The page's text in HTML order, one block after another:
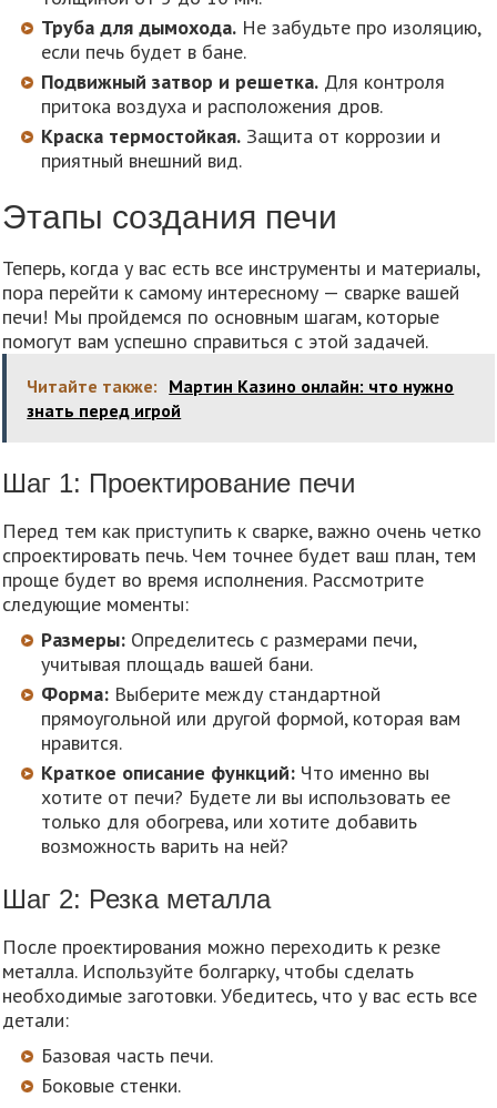
Труба для дымохода. Не забудьте про изоляцию,
если печь будет в бане.
Подвижный затвор и решетка. Для контроля
притока воздуха и расположения дров.
Краска термостойкая. Защита от коррозии и
приятный внешний вид.
Этапы создания печи
Теперь, когда у вас есть все инструменты и материалы,
пора перейти к самому интересному — сварке вашей
печи! Мы пройдемся по основным шагам, которые
помогут вам успешно справиться с этой задачей.
Читайте также: Мартин Казино онлайн: что нужно
знать перед игрой
Шаг 1: Проектирование печи
Перед тем как приступить к сварке, важно очень четко
спроектировать печь. Чем точнее будет ваш план, тем
проще будет во время исполнения. Рассмотрите
следующие моменты:
Размеры: Определитесь с размерами печи,
учитывая площадь вашей бани.
Форма: Выберите между стандартной
прямоугольной или другой формой, которая вам
нравится.
Краткое описание функций: Что именно вы
хотите от печи? Будете ли вы использовать ее
только для обогрева, или хотите добавить
возможность варить на ней?
Шаг 2: Резка металла
После проектирования можно переходить к резке
металла. Используйте болгарку, чтобы сделать
необходимые заготовки. Убедитесь, что у вас есть все
детали:
Базовая часть печи.
Боковые стенки.